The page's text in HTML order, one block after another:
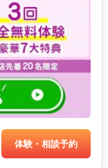
体験・相談予約